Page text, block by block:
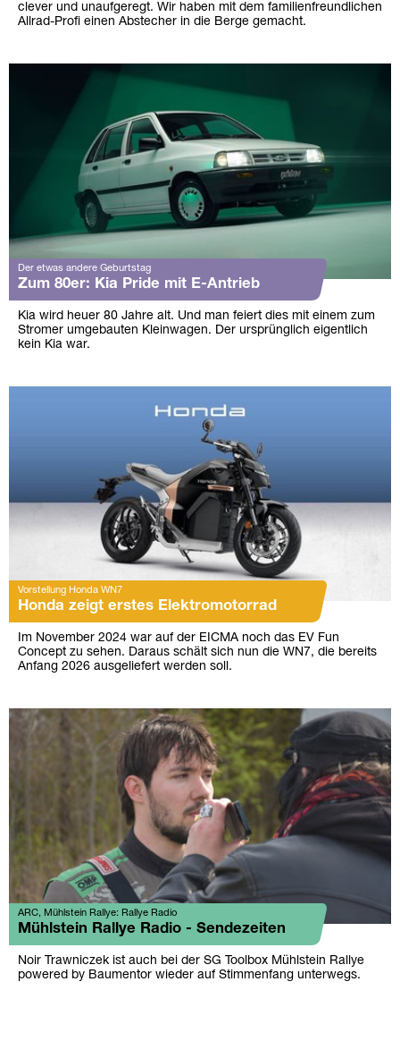
clever und unaufgeregt. Wir haben mit dem familienfreundlichen
Allrad-Profi einen Abstecher in die Berge gemacht.
Der etwas andere Geburtstag
Zum 80er: Kia Pride mit E-Antrieb
Kia wird heuer 80 Jahre alt. Und man feiert dies mit einem zum
Stromer umgebauten Kleinwagen. Der ursprünglich eigentlich
kein Kia war.
Vorstellung Honda WN7
Honda zeigt erstes Elektromotorrad
Im November 2024 war auf der EICMA noch das EV Fun
Concept zu sehen. Daraus schält sich nun die WN7, die bereits
Anfang 2026 ausgeliefert werden soll.
ARC, Mühlstein Rallye: Rallye Radio
Mühlstein Rallye Radio - Sendezeiten
Noir Trawniczek ist auch bei der SG Toolbox Mühlstein Rallye
powered by Baumentor wieder auf Stimmenfang unterwegs.